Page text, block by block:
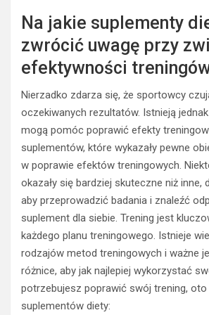
Na jakie suplementy
zwrócić uwagę przy
efektywności
Nierzadko zdarza się, że sportowcy
oczekiwanych rezultatów. Istnieją
mogą pomóc poprawić efekty
suplementów, które wykazały pewne
w poprawie efektów treningowych.
okazały się bardziej skuteczne niż inne,
aby przeprowadzić badania i znaleźć
suplement dla siebie. Trening jest
każdego planu treningowego. Istnieje
rodzajów metod treningowych i ważne
różnice, aby jak najlepiej wykorzystać
potrzebujesz poprawić swój trening,
suplementów diety: